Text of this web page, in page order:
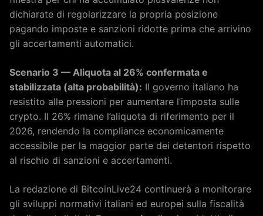
dichiarate di regolarizzare la propria posizione
pagando imposte e sanzioni ridotte prima che arrivino
gli accertamenti automatici.
Scenario 3 — Aliquota al 26% confermata e
stabilizzata (alta probabilità): Il governo italiano ha
resistito alle pressioni per aumentare l’imposta sulle
crypto. Il 26% rimane l’aliquota di riferimento per il
2026, rendendo la compliance economicamente
accessibile per la maggior parte dei detentori rispetto
al rischio di sanzioni e accertamenti.
La redazione di BitcoinLive24 continuerà a monitorare
gli sviluppi normativi italiani ed europei sulla fiscalità